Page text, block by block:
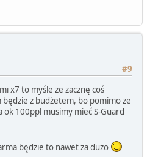
#9
x7 to myśle ze zacznę coś
z budżetem, bo pomimo ze
100ppl musimy mieć S-Guard
będzie to nawet za dużo